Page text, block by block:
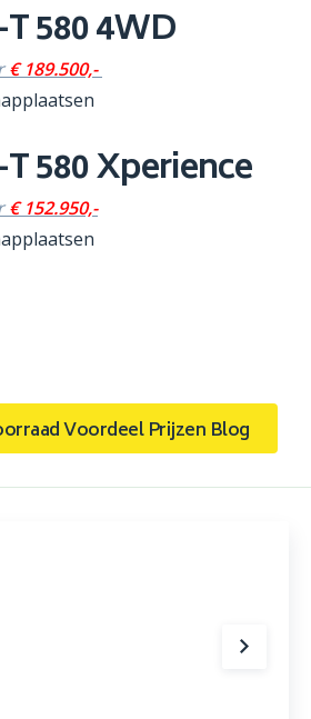
580 4WD
€ 189.500,-
580 Xperience
€ 152.950,-
Voordeel Prijzen Blog